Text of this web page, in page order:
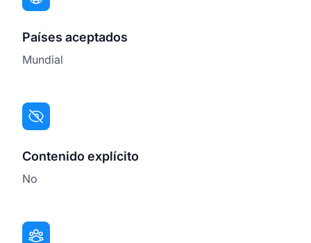
Países aceptados
Mundial
Contenido explícito
No